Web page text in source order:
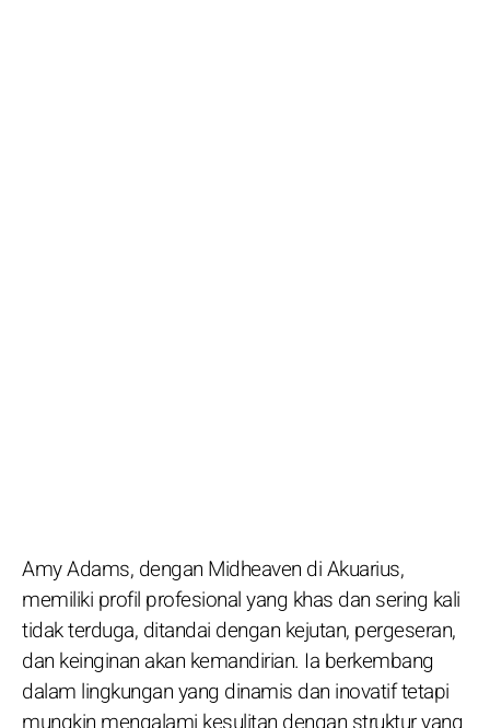
Amy Adams, dengan Midheaven di Akuarius,
memiliki profil profesional yang khas dan sering kali
tidak terduga, ditandai dengan kejutan, pergeseran,
dan keinginan akan kemandirian. Ia berkembang
dalam lingkungan yang dinamis dan inovatif tetapi